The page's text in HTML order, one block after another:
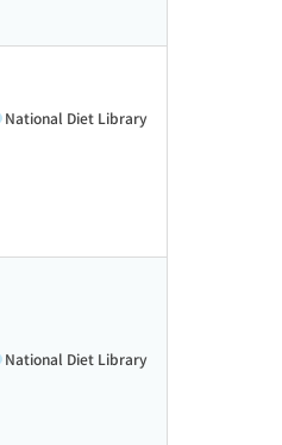
National Diet Library
National Diet Library